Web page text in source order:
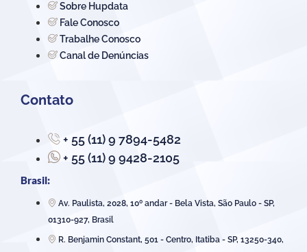
Sobre Hupdata
Fale Conosco
Trabalhe Conosco
Canal de Denúncias
Contato
+ 55 (11) 9 7894-5482
+ 55 (11) 9 9428-2105
Brasil:
Av. Paulista, 2028, 10º andar - Bela Vista, São Paulo - SP,
01310-927, Brasil
R. Benjamin Constant, 501 - Centro, Itatiba - SP, 13250-340,